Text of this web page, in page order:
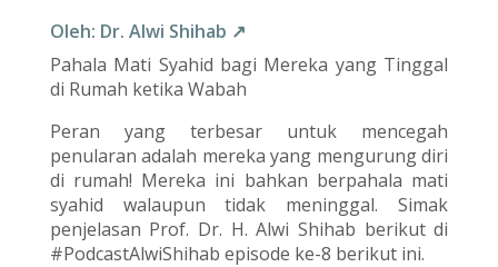
Oleh: Dr. Alwi Shihab ↗
Pahala Mati Syahid bagi Mereka yang Tinggal
di Rumah ketika Wabah
Peran yang terbesar untuk mencegah
penularan adalah mereka yang mengurung diri
di rumah! Mereka ini bahkan berpahala mati
syahid walaupun tidak meninggal. Simak
penjelasan Prof. Dr. H. Alwi Shihab berikut di
#PodcastAlwiShihab episode ke-8 berikut ini.